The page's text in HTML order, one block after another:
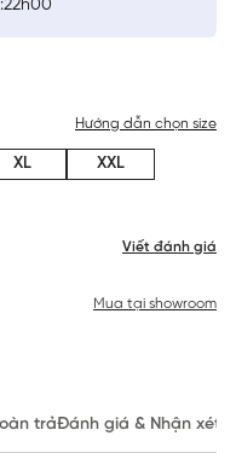
Viết đánh giá
Hướng dẫn chọn size
XL
XXL
Mua tại showroom
trảĐánh giá & Nhận xét